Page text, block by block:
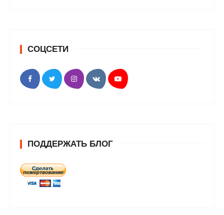
СОЦСЕТИ
ПОДДЕРЖАТЬ БЛОГ